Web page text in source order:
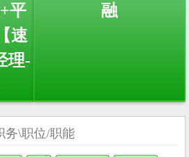
平
速
理-
融
务\职位/职能